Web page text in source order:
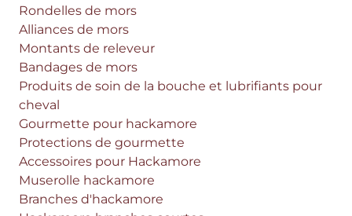
Rondelles de mors
Alliances de mors
Montants de releveur
Bandages de mors
Produits de soin de la bouche et lubrifiants pour
cheval
Gourmette pour hackamore
Protections de gourmette
Accessoires pour Hackamore
Muserolle hackamore
Branches d'hackamore